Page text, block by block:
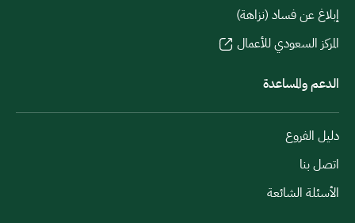
إبلاغ عن فساد (نزاهة)
المركز السعودي للأعمال
الدعم والمساعدة
دليل الفروع
اتصل بنا
الأسئلة الشائعة